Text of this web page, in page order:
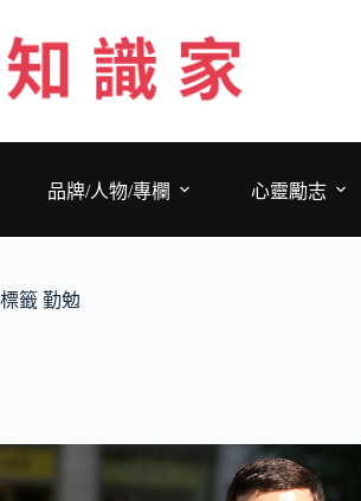
至
主
要
品牌/人物/專欄
心靈勵志
標籤 勤勉